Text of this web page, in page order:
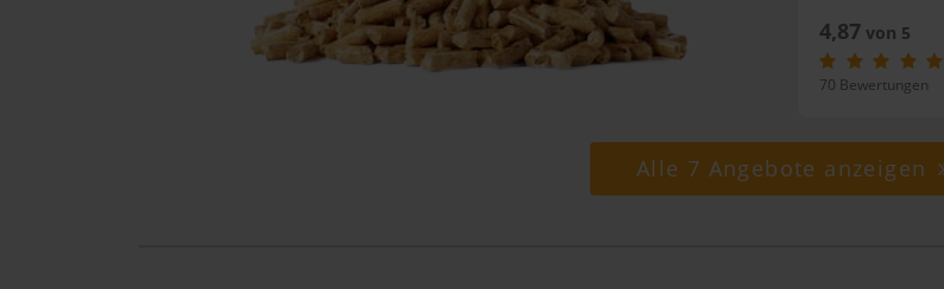
4,87von 5
70 Bewertungen
Alle 7 Angebote anzeigen